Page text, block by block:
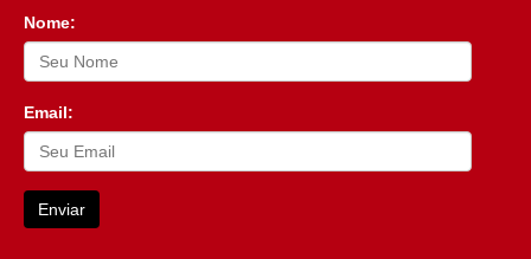
Nome:
Email:
Enviar